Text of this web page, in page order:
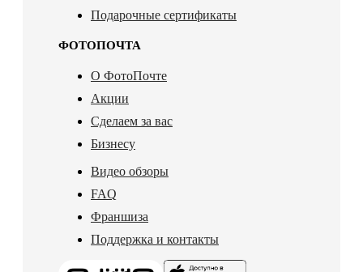
Подарочные сертификаты
ФОТОПОЧТА
О ФотоПочте
Акции
Сделаем за вас
Бизнесу
Видео обзоры
FAQ
Франшиза
Поддержка и контакты